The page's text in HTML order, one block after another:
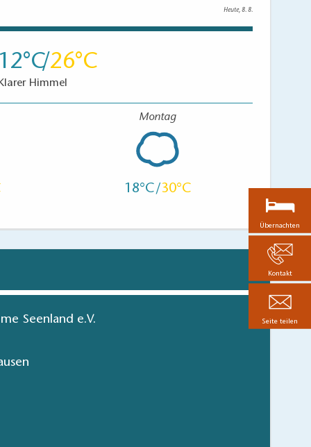
Heute, 8. 8.
26
Himmel
Montag
18 30
Seenland e.V.
Übernachten
Kontakt
Seite teilen